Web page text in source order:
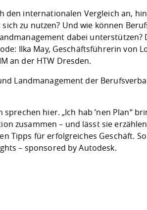
den internationalen Vergleich an,
zu nutzen? Und wie können
dabei unterstützen?
Ilka May, Geschäftsführerin von
an der HTW Dresden.
Landmanagement der
hier. „Ich hab ’nen Plan“
zusammen – und lässt sie
Tipps für erfolgreiches Geschäft.
– sponsored by Autodesk.